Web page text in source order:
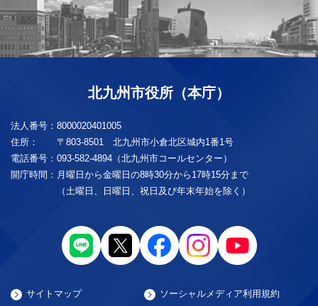
北九州市役所（本庁）
法人番号： 8000020401005
住所：
〒803-8501 北九州市小倉北区城内1番1号
電話番号： 093-582-4894（北九州市コールセンター）
開庁時間： 月曜日から金曜日の8時30分から17時15分まで
（土曜日、日曜日、祝日及び年末年始を除く）
サイトマップ ソーシャルメディア利用規約